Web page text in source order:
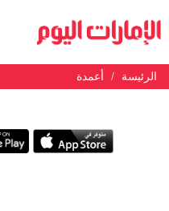
الرئيسة أعمدة